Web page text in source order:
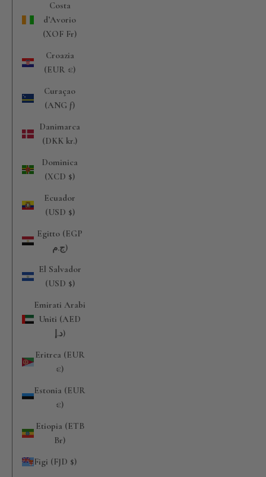
Costa
d’Avorio
(XOF Fr)
Croazia
(EUR €)
Curaçao
(ANG ƒ)
Danimarca
(DKK kr.)
Dominica
(XCD $)
Ecuador
(USD $)
Egitto (EGP
ج.م)
El Salvador
(USD $)
Emirati Arabi
Uniti (AED
د.إ)
Eritrea (EUR
€)
Estonia (EUR
€)
Etiopia (ETB
Br)
Figi (FJD $)